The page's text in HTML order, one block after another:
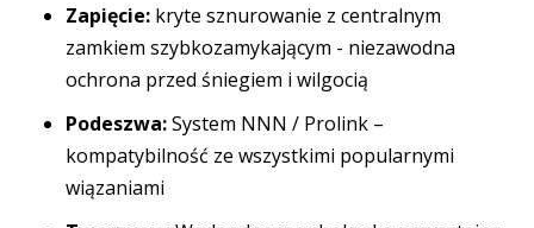
Zapięcie: kryte sznurowanie z centralnym
zamkiem szybkozamykającym - niezawodna
ochrona przed śniegiem i wilgocią
Podeszwa:System NNN / Prolink –
kompatybilność ze wszystkimi popularnymi
wiązaniami